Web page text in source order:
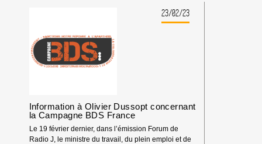
GÉNOCIDE
ISRAÉLIENS
23/02/23
Information à Olivier Dussopt concernant
la Campagne BDS France
Le 19 février dernier, dans l’émission Forum de
Radio J, le ministre du travail, du plein emploi et de